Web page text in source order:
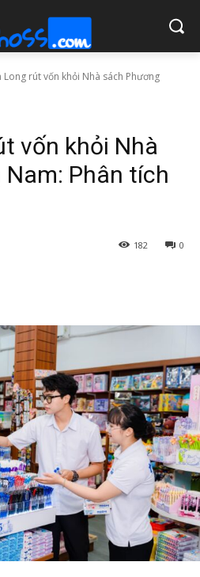
Long rút vốn khỏi Nhà sách Phương
vốn khỏi Nhà
Phân tích
0
182